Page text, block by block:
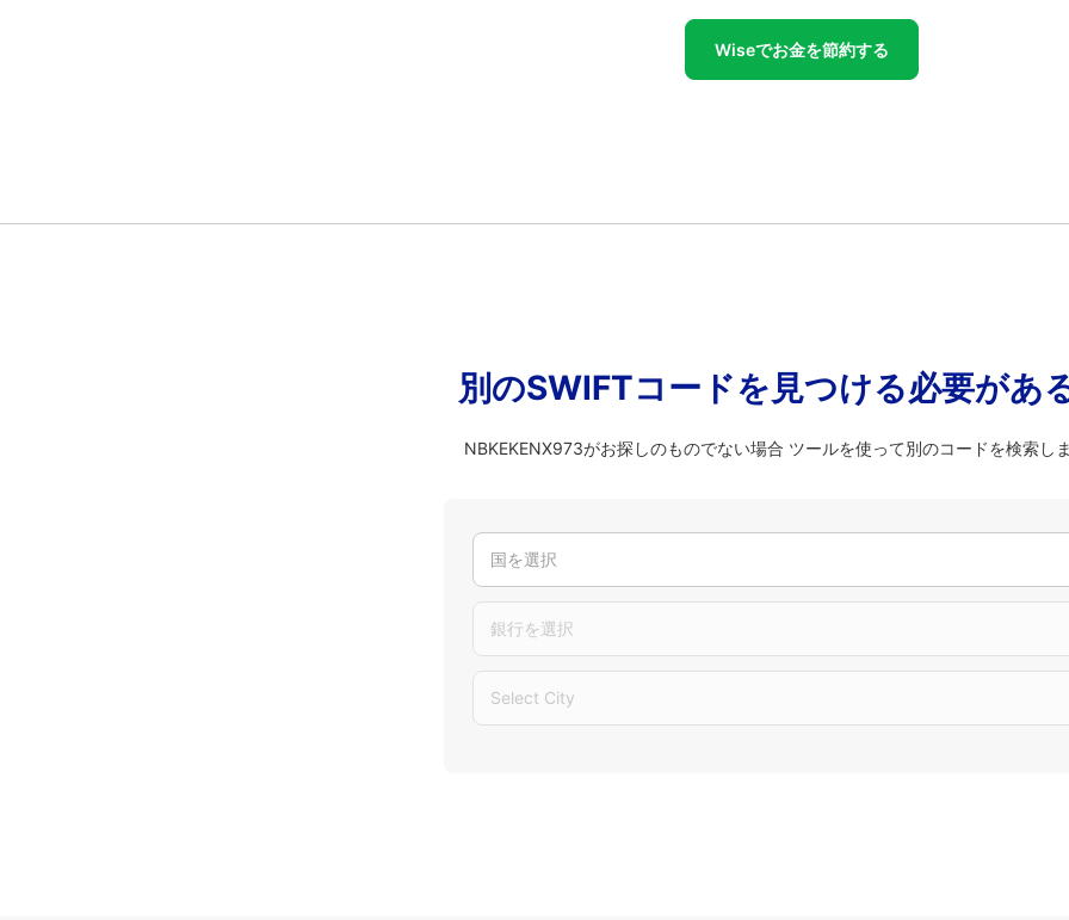
Wiseでお金を節約する
別のSWIFTコードを見つける必要があ
NBKEKENX973がお探しのものでない場合 ツールを使って別のコードを検索し
国を選択
銀行を選択
Select City